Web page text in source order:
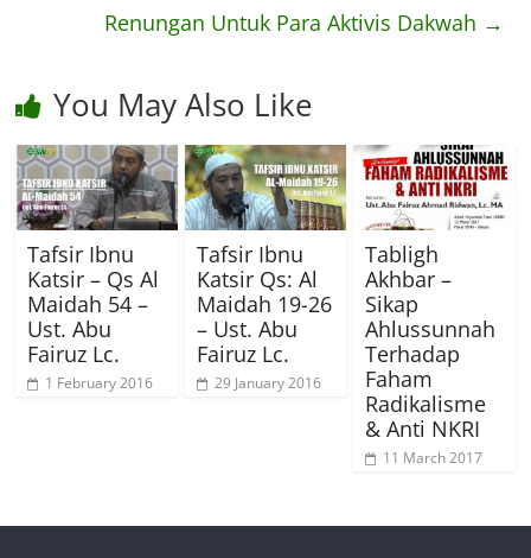
Renungan Untuk Para Aktivis Dakwah →
You May Also Like
Tafsir Ibnu
Katsir – Qs Al
Maidah 54 –
Ust. Abu
Fairuz Lc.
1 February 2016
Tafsir Ibnu
Katsir Qs: Al
Maidah 19-26
– Ust. Abu
Fairuz Lc.
29 January 2016
Tabligh
Akhbar –
Sikap
Ahlussunnah
Terhadap
Faham
Radikalisme
& Anti NKRI
11 March 2017